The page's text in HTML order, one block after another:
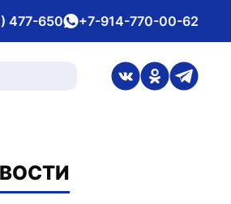
477-650whatsApp
+7-914-770-00-62
ссылка на
ссылка на